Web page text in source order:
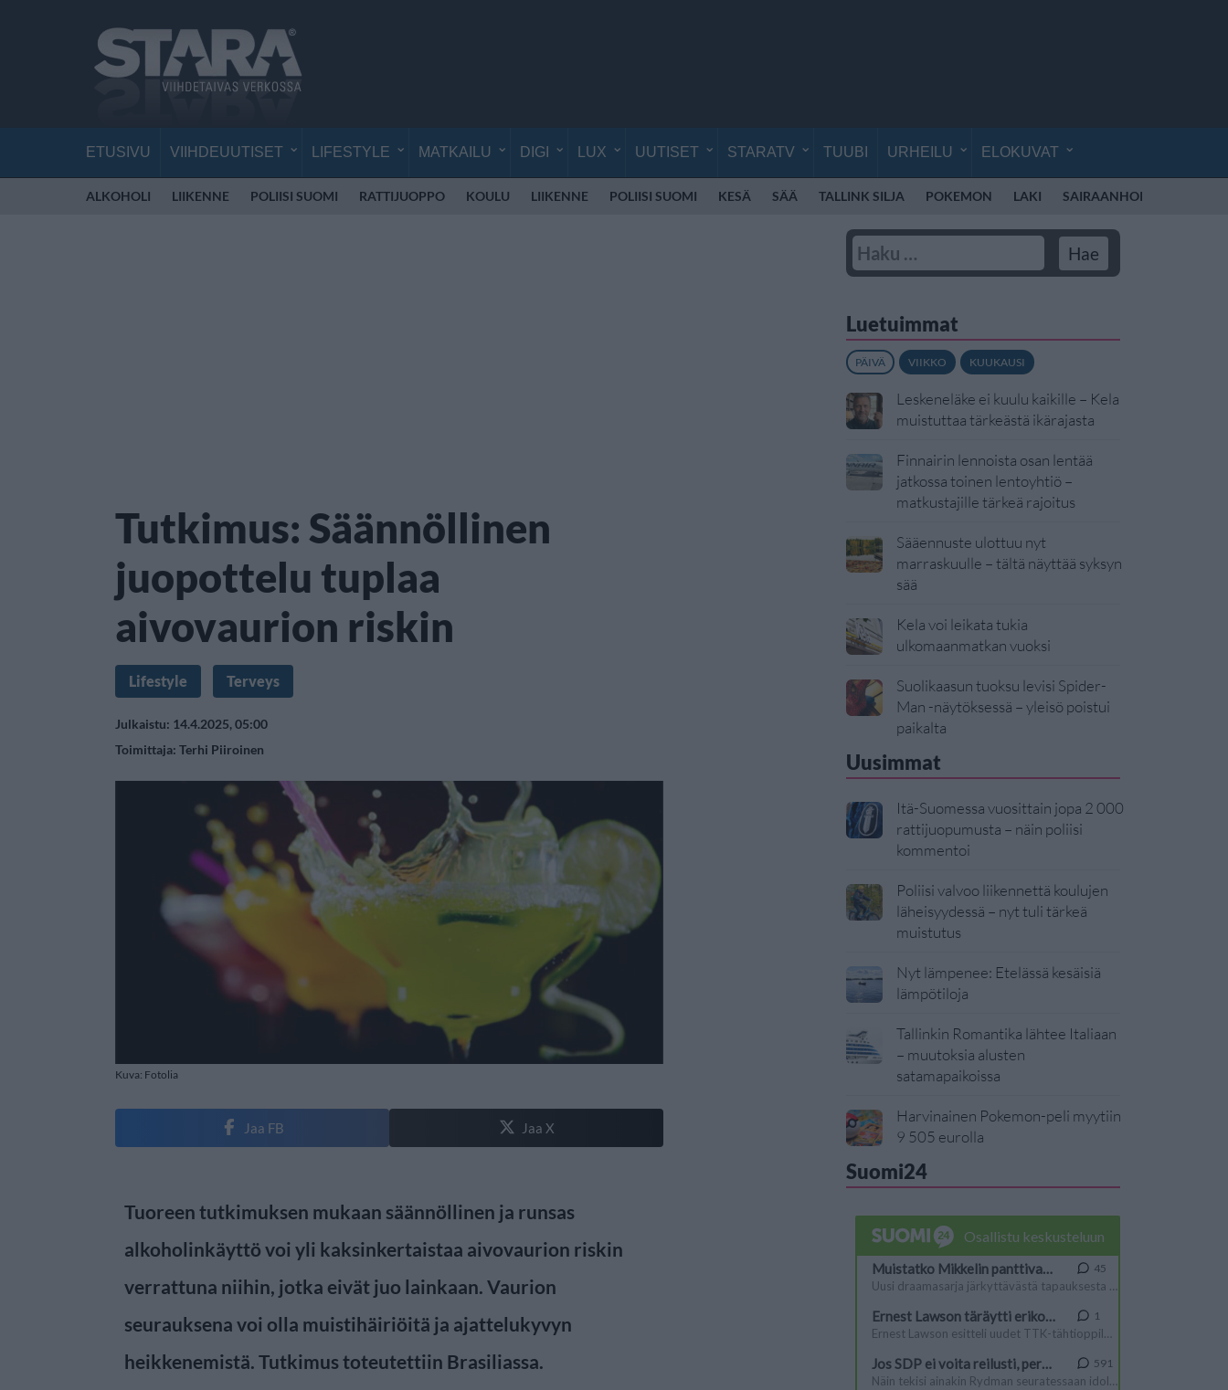
ETUSIVU VIIHDEUUTISET LIFESTYLE MATKAILU DIGI LUX UUTISET STARATV TUUBI URHEILU ELOKUVAT
ALKOHOLI LIIKENNE POLIISI SUOMI RATTIJUOPPO KOULU LIIKENNE POLIISI SUOMI KESÄ SÄÄ TALLINK SILJA POKEMON LAKI SAIRAANHOITAJA
Tutkimus: Säännöllinen
juopottelu tuplaa
aivovaurion riskin
Lifestyle Terveys
Julkaistu: 14.4.2025, 05:00
Toimittaja: Terhi Piiroinen
Kuva: Fotolia
Jaa FB Jaa X
Tuoreen tutkimuksen mukaan säännöllinen ja runsas
alkoholinkäyttö voi yli kaksinkertaistaa aivovaurion riskin
verrattuna niihin, jotka eivät juo lainkaan. Vaurion
seurauksena voi olla muistihäiriöitä ja ajattelukyvyn
heikkenemistä. Tutkimus toteutettiin Brasiliassa.
Luetuimmat
PÄIVÄ VIIKKO KUUKAUSI
Leskeneläke ei kuulu kaikille – Kela
muistuttaa tärkeästä ikärajasta
Finnairin lennoista osan lentää
jatkossa toinen lentoyhtiö –
matkustajille tärkeä rajoitus
Sääennuste ulottuu nyt
marraskuulle – tältä näyttää syksyn
sää
Kela voi leikata tukia
ulkomaanmatkan vuoksi
Suolikaasun tuoksu levisi Spider-
Man -näytöksessä – yleisö poistui
paikalta
Uusimmat
Itä-Suomessa vuosittain jopa 2 000
rattijuopumusta – näin poliisi
kommentoi
Poliisi valvoo liikennettä koulujen
läheisyydessä – nyt tuli tärkeä
muistutus
Nyt lämpenee: Etelässä kesäisiä
lämpötiloja
Tallinkin Romantika lähtee Italiaan
– muutoksia alusten
satamapaikoissa
Harvinainen Pokemon-peli myytiin
9 505 eurolla
Suomi24